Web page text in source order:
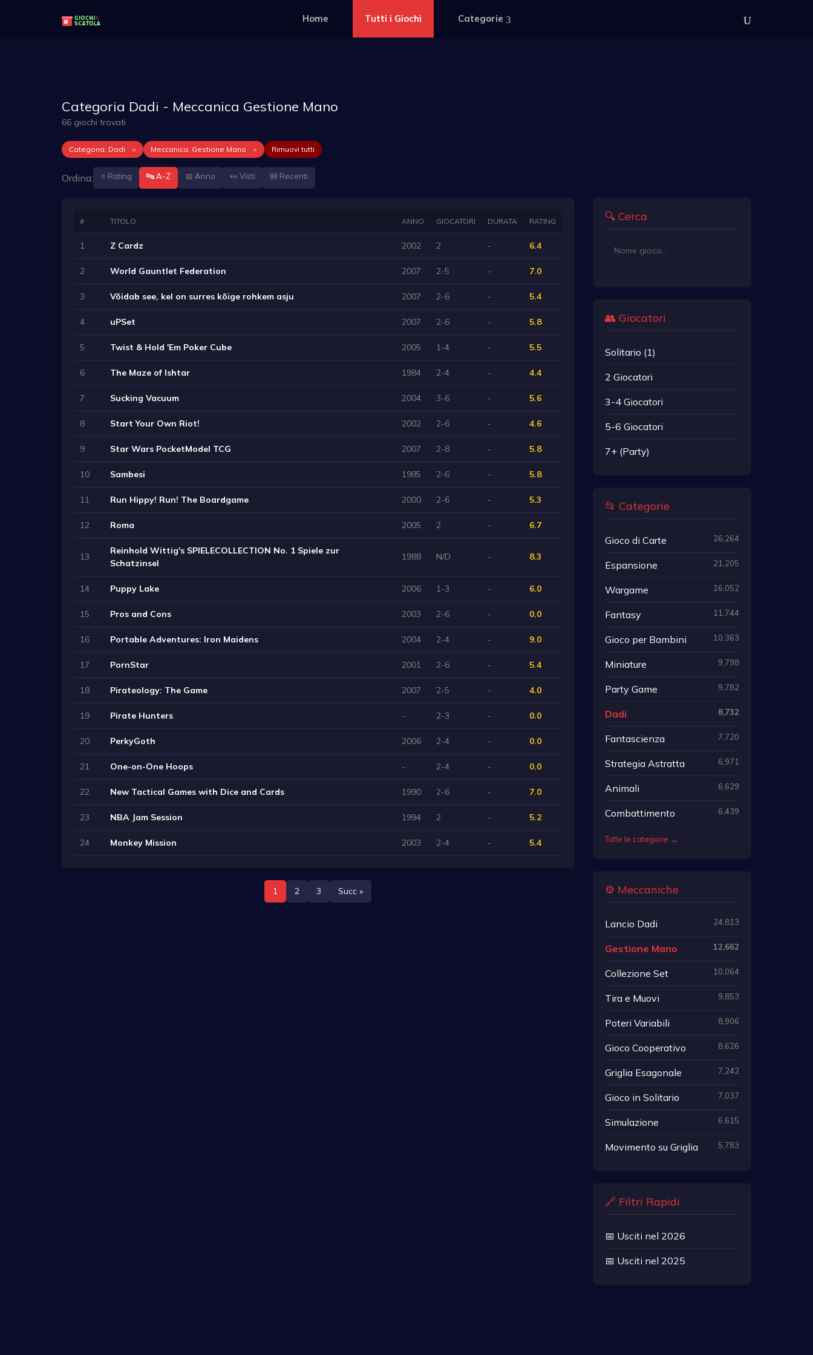
Home Tutti i Giochi Categorie
Categoria Dadi - Meccanica Gestione Mano
66 giochi trovati
Categoria: Dadi × Meccanica: Gestione Mano × Rimuovi tutti
Ordina: ⭐ Rating 🔤 A-Z 📅 Anno 👀 Visti 🆕 Recenti
# TITOLO ANNO GIOCATORI DURATA RATING
1 Z Cardz 2002 2 - 6.4
2 World Gauntlet Federation 2007 2-5 - 7.0
3 Võidab see, kel on surres kõige rohkem asju 2007 2-6 - 5.4
4 uPSet 2007 2-6 - 5.8
5 Twist & Hold 'Em Poker Cube 2005 1-4 - 5.5
6 The Maze of Ishtar 1984 2-4 - 4.4
7 Sucking Vacuum 2004 3-6 - 5.6
8 Start Your Own Riot! 2002 2-6 - 4.6
9 Star Wars PocketModel TCG 2007 2-8 - 5.8
10 Sambesi 1985 2-6 - 5.8
11 Run Hippy! Run! The Boardgame 2000 2-6 - 5.3
12 Roma 2005 2 - 6.7
13
Reinhold Wittig's SPIELECOLLECTION No. 1 Spiele zur
Schatzinsel
1988 N/D - 8.3
14 Puppy Lake 2006 1-3 - 6.0
15 Pros and Cons 2003 2-6 - 0.0
16 Portable Adventures: Iron Maidens 2004 2-4 - 9.0
17 PornStar 2001 2-6 - 5.4
18 Pirateology: The Game 2007 2-5 - 4.0
19 Pirate Hunters - 2-3 - 0.0
20 PerkyGoth 2006 2-4 - 0.0
21 One-on-One Hoops - 2-4 - 0.0
22 New Tactical Games with Dice and Cards 1990 2-6 - 7.0
23 NBA Jam Session 1994 2 - 5.2
24 Monkey Mission 2003 2-4 - 5.4
1 2 3 Succ »
🔍 Cerca
👥 Giocatori
Solitario (1)
2 Giocatori
3-4 Giocatori
5-6 Giocatori
7+ (Party)
📂 Categorie
Gioco di Carte 26,264
Espansione 21,205
Wargame 16,052
Fantasy 11,744
Gioco per Bambini 10,363
Miniature 9,798
Party Game 9,782
Dadi 8,732
Fantascienza 7,720
Strategia Astratta 6,971
Animali 6,629
Combattimento 6,439
Tutte le categorie →
⚙️ Meccaniche
Lancio Dadi 24,813
Gestione Mano 12,662
Collezione Set 10,064
Tira e Muovi 9,853
Poteri Variabili 8,906
Gioco Cooperativo 8,626
Griglia Esagonale 7,242
Gioco in Solitario 7,037
Simulazione 6,615
Movimento su Griglia 5,783
🔗 Filtri Rapidi
📅 Usciti nel 2026
📅 Usciti nel 2025